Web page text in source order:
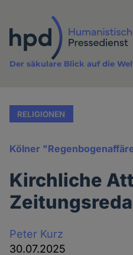
Inhalt
Der säkulare Blick auf die
RELIGIONEN
Kölner
Kirchliche
Peter Kurz
30.07.2025